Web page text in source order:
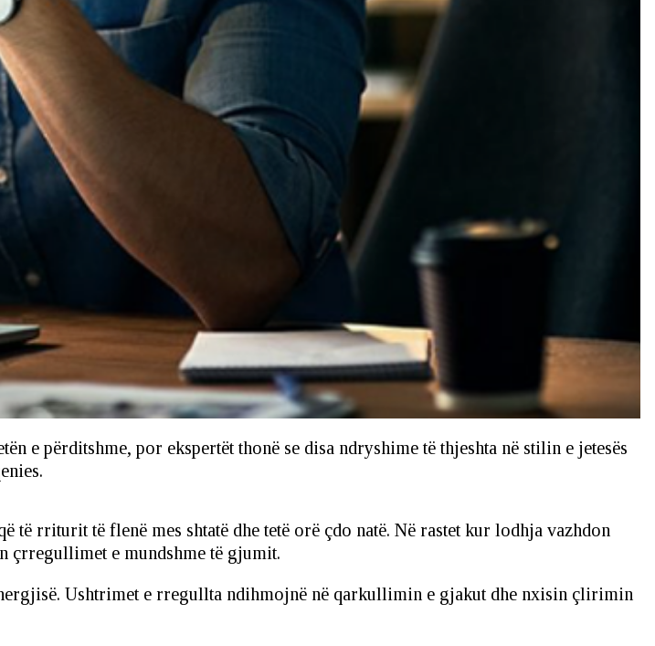
e përditshme, por ekspertët thonë se disa ndryshime të thjeshta në stilin e jetesës
rriturit të flenë mes shtatë dhe tetë orë çdo natë. Në rastet kur lodhja vazhdon
çrregullimet e mundshme të gjumit.
Ushtrimet e rregullta ndihmojnë në qarkullimin e gjakut dhe nxisin çlirimin